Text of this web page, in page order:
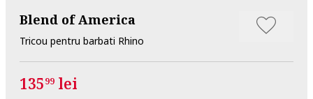
Blend of America
Tricou pentru barbati Rhino
13599 lei